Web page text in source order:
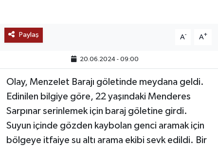
Paylaş A- A+
20.06.2024 - 09:00
Olay, Menzelet Barajı göletinde meydana geldi.
Edinilen bilgiye göre, 22 yaşındaki Menderes
Sarpınar serinlemek için baraj göletine girdi.
Suyun içinde gözden kaybolan genci aramak için
bölgeye itfaiye su altı arama ekibi sevk edildi. Bir
DÜNYA
MEDYA
OTOMOTİV
TEKNOLOJİ